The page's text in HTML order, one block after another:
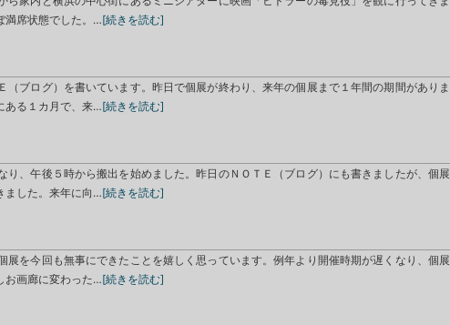
満席状態でした。…[続きを読む]
ブログ）を書いています。昨日で個展が終わり、来年の個展まで１年間の期間がありま
ある１カ月で、来…[続きを読む]
り、午後５時から搬出を始めました。昨日のＮＯＴＥ（ブログ）にも書きましたが、個展
ました。来年に向…[続きを読む]
を今回も無事にできたことを嬉しく思っています。例年より開催時期が遅くなり、個展
お画廊に変わった…[続きを読む]